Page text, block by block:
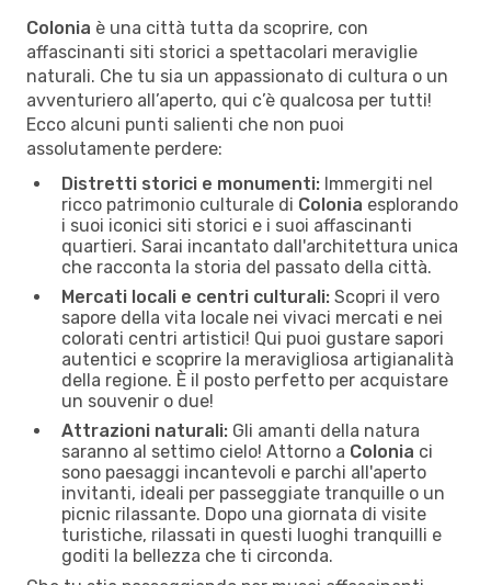
Colonia è una città tutta da scoprire, con
affascinanti siti storici a spettacolari meraviglie
naturali. Che tu sia un appassionato di cultura o un
avventuriero all’aperto, qui c’è qualcosa per tutti!
Ecco alcuni punti salienti che non puoi
assolutamente perdere:
Distretti storici e monumenti: Immergiti nel
ricco patrimonio culturale di Colonia esplorando
i suoi iconici siti storici e i suoi affascinanti
quartieri. Sarai incantato dall'architettura unica
che racconta la storia del passato della città.
Mercati locali e centri culturali: Scopri il vero
sapore della vita locale nei vivaci mercati e nei
colorati centri artistici! Qui puoi gustare sapori
autentici e scoprire la meravigliosa artigianalità
della regione. È il posto perfetto per acquistare
un souvenir o due!
Attrazioni naturali: Gli amanti della natura
saranno al settimo cielo! Attorno a Colonia ci
sono paesaggi incantevoli e parchi all'aperto
invitanti, ideali per passeggiate tranquille o un
picnic rilassante. Dopo una giornata di visite
turistiche, rilassati in questi luoghi tranquilli e
goditi la bellezza che ti circonda.